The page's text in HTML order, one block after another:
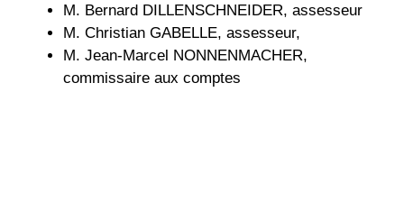
M. Bernard DILLENSCHNEIDER, assesseur
M. Christian GABELLE, assesseur,
M. Jean-Marcel NONNENMACHER,
commissaire aux comptes